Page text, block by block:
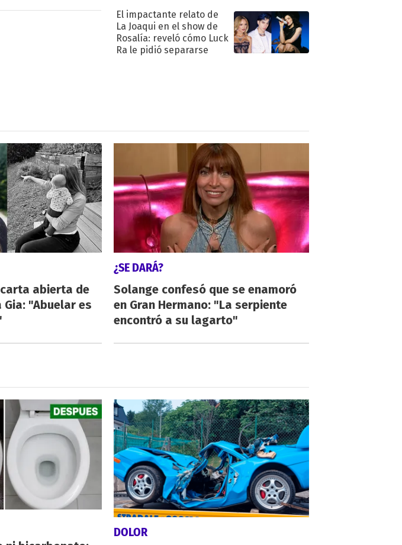
El impactante relato de
La Joaqui en el show de
Rosalía: reveló cómo Luck
Ra le pidió separarse
abierta de
Gia: "Abuelar es
¿SE DARÁ?
Solange confesó que se enamoró
en Gran Hermano: "La serpiente
encontró a su lagarto"
DOLOR